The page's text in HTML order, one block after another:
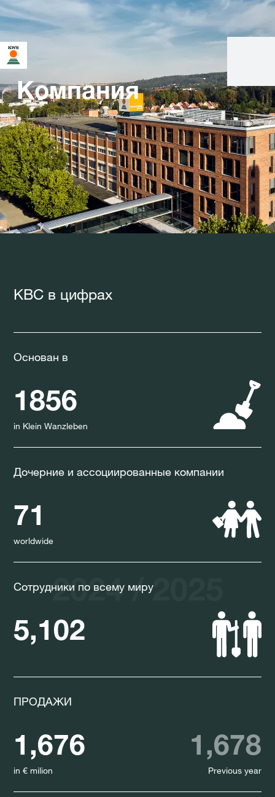
Компания
2024 / 2025
КВС в цифрах
Основан в
1856
in Klein Wanzleben
Дочерние и ассоциированные компании
71
worldwide
Сотрудники по всему миру
5,102
ПРОДАЖИ
1,676
in € milion
1,678
Previous year